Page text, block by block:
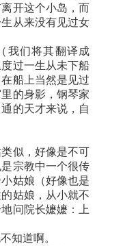
开这个小岛，而
从来没有见过女
们将其翻译成
过一生从未下船
船上当然是见过
的身影，钢琴家
的天才来说，自
似，好像是不可
宗教中一个很传
姑娘（好像也是
姑娘，从小就不
问院长嬷嬷：上
知道啊。